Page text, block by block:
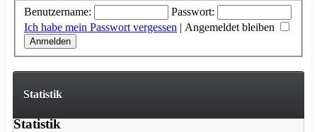
Benutzername:
Passwort:
Ich habe mein Passwort vergessen | Angemeldet bleiben
Statistik
Statistik